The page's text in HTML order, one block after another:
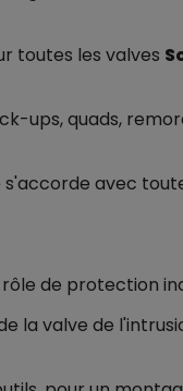
toutes les valves
ups, quads,
avec
de protection
la valve de